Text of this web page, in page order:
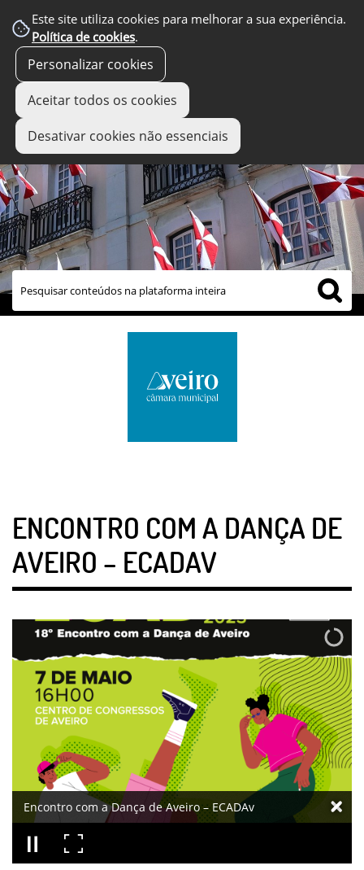
Este site utiliza cookies para melhorar a sua experiência.
Política de cookies.
Personalizar cookies
Aceitar todos os cookies
Desativar cookies não essenciais
links úteis
ENCONTRO COM A DANÇA DE
AVEIRO – ECADAV
Encontro com a Dança de Aveiro – ECADAv